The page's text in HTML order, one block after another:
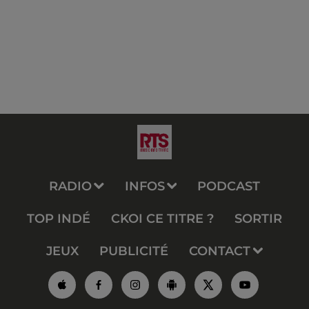
RADIO INFOS PODCAST
TOP INDÉ CKOI CE TITRE ? SORTIR
JEUX PUBLICITÉ CONTACT